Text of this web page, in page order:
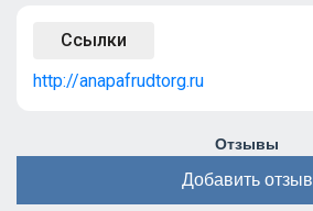
Ссылки
http://anapafrudtorg.ru
Отзывы
Добавить отзыв